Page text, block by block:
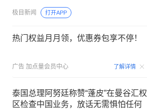
朗密集宣布人事变动
极目新闻 打开APP
热门权益月月领，优惠券包享不停！
广告 加点量会员中心 了解详情
泰国总理阿努廷称赞“蓬皮”在曼谷汇权
区检查中国业务，放话无需惧怕任何